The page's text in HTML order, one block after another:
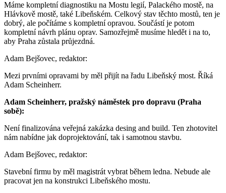
Máme kompletní diagnostiku na Mostu legií, Palackého mostě, na
Hlávkově mostě, také Libeňském. Celkový stav těchto mostů, ten je
dobrý, ale počítáme s kompletní opravou. Součástí je potom
kompletní návrh plánu oprav. Samozřejmě musíme hledět i na to,
aby Praha zůstala průjezdná.
Adam Bejšovec, redaktor:
Mezi prvními opravami by měl přijít na řadu Libeňský most. Říká
Adam Scheinherr.
Adam Scheinherr, pražský náměstek pro dopravu (Praha
sobě):
Není finalizována veřejná zakázka desing and build. Ten zhotovitel
nám nabídne jak doprojektování, tak i samotnou stavbu.
Adam Bejšovec, redaktor:
Stavební firmu by měl magistrát vybrat během ledna. Nebude ale
pracovat jen na konstrukci Libeňského mostu.